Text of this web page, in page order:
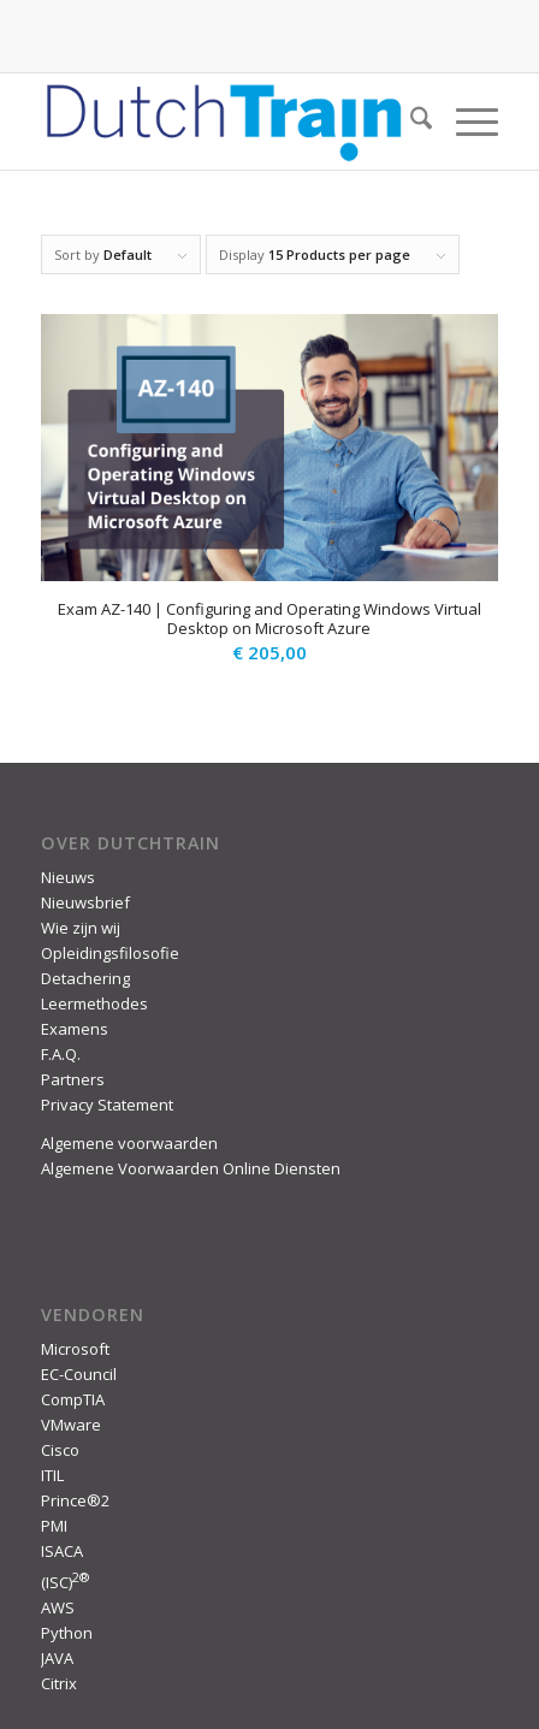
Sort by Default Display 15 Products per page
Exam AZ-140 | Configuring and Operating Windows Virtual
Desktop on Microsoft Azure
€205,00
OVER DUTCHTRAIN
Nieuws
Nieuwsbrief
Wie zijn wij
Opleidingsfilosofie
Detachering
Leermethodes
Examens
F.A.Q.
Partners
Privacy Statement
Algemene voorwaarden
Algemene Voorwaarden Online Diensten
VENDOREN
Microsoft
EC-Council
CompTIA
VMware
Cisco
ITIL
Prince®2
PMI
ISACA
(ISC)2®
AWS
Python
JAVA
Citrix